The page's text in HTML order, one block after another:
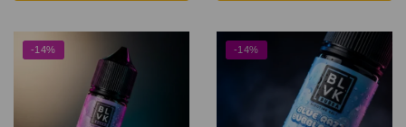
-14% -14%